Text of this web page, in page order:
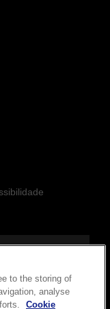
to the storing of
analyse
Cookie